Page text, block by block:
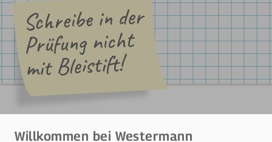
Schreibe in der
Prüfung nicht
mit Bleistift!